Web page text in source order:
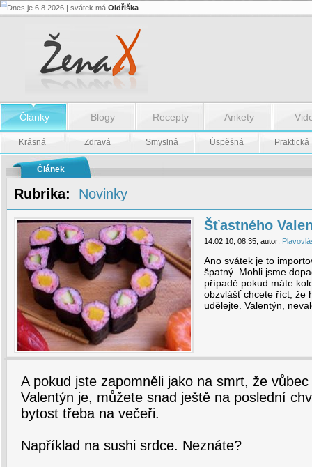
Šťastného
Dnes je 6.8.2026 | svátek má Oldřiška
Články Blogy Recepty Ankety
Krásná Zdravá Smyslná Úspěšná Praktická
Článek
Rubrika: Novinky
Šťastného
14.02.10, 08:35, autor:
Ano svátek je to
špatný. Mohli jsme
případě pokud máte
obzvlášť chcete říct, že
udělejte. Valentýn,
A pokud jste zapomněli jako na smrt, že
Valentýn je, můžete snad ještě na poslední
bytost třeba na večeři.
Například na sushi srdce. Neznáte?